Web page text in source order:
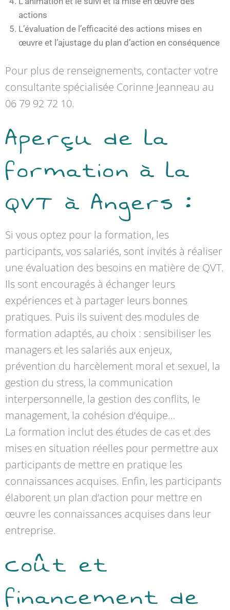
actions
L’évaluation de l’efficacité des actions mises en
œuvre et l’ajustage du plan d’action en conséquence
Pour plus de renseignements, contacter votre
consultante spécialisée Corinne Jeanneau au
06 79 92 72 10.
Aperçu de la
formation à la
QVT à Angers :
Si vous optez pour la formation, les
participants, vos salariés, sont invités à réaliser
une évaluation des besoins en matière de QVT.
Ils sont encouragés à échanger leurs
expériences et à partager leurs bonnes
pratiques. Puis ils suivent des modules de
formation adaptés, au choix : sensibiliser les
managers et les salariés aux enjeux,
prévention du harcèlement moral et sexuel, la
gestion du stress, la communication
interpersonnelle, la gestion des conflits, le
management, la cohésion d’équipe…
La formation inclut des études de cas et des
mises en situation réelles pour permettre aux
participants de mettre en pratique les
connaissances acquises. Enfin, les participants
élaborent un plan d’action pour mettre en
œuvre les connaissances acquises dans leur
entreprise.
Coût et
financement de